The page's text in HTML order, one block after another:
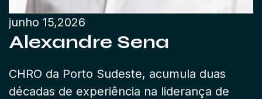
junho 15,2026
Alexandre Sena
CHRO da Porto Sudeste, acumula duas
décadas de experiência na liderança de